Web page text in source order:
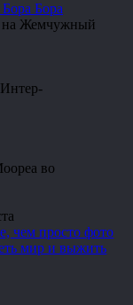
Бора
на Жемчужный
во
чем просто фото
мир и выжить